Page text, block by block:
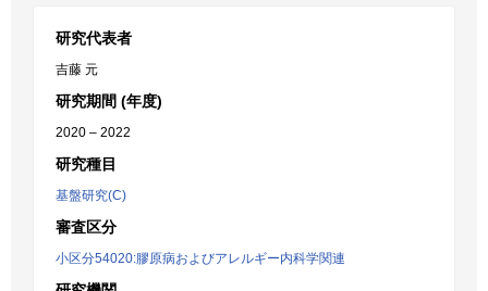
研究代表者
吉藤 元
研究期間 (年度)
2020 – 2022
研究種目
基盤研究(C)
審査区分
小区分54020:膠原病およびアレルギー内科学関連